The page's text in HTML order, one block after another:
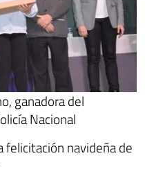
ganadora del
Nacional
felicitación navideña de